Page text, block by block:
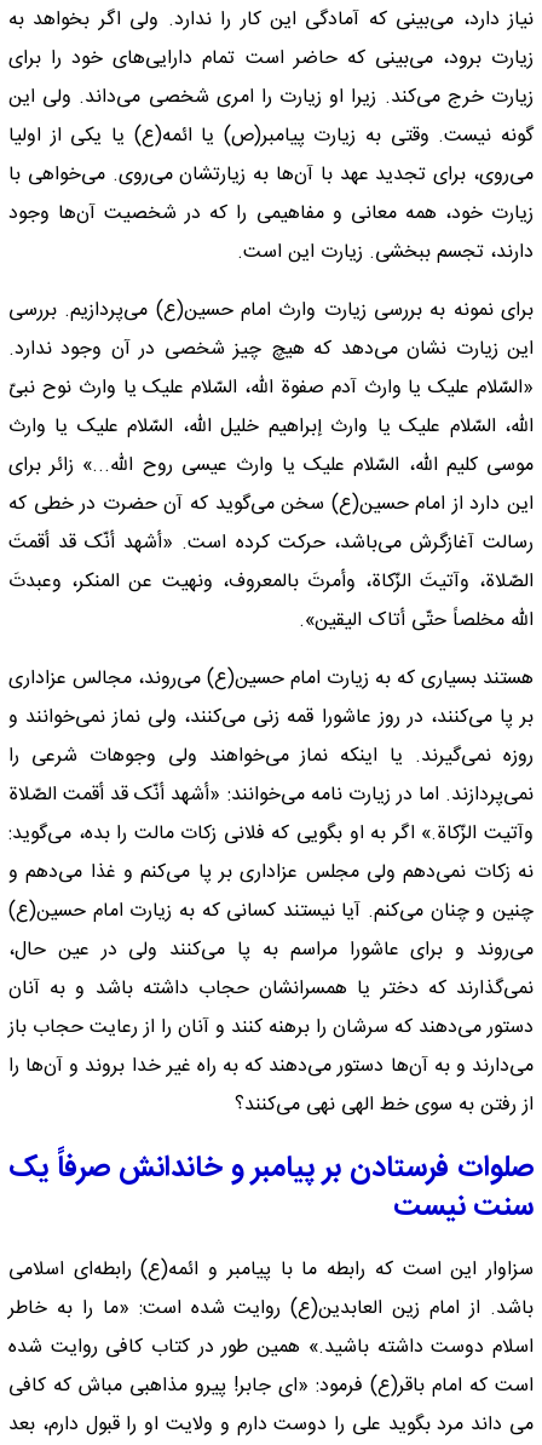
نیاز دارد، می‌بینی که آمادگی این کار را ندارد. ولی اگر بخواهد به
زیارت برود، می‌بینی که حاضر است تمام دارایی‌های خود را برای
زیارت خرج می‌کند. زیرا او زیارت را امری شخصی می‌داند. ولی این
گونه نیست. وقتی به زیارت پیامبر(ص) یا ائمه(ع) یا یکی از اولیا
می‌روی، برای تجدید عهد با آن‌ها به زیارتشان می‌روی. می‌خواهی با
زیارت خود، همه معانی و مفاهیمی را که در شخصیت آن‌ها وجود
دارند، تجسم ببخشی. زیارت این است.
برای نمونه به بررسی زیارت وارث امام حسین(ع) می‌پردازیم. بررسی
این زیارت نشان می‌دهد که هیچ چیز شخصی در آن وجود ندارد.
«السّلام علیک یا وارث آدم صفوة الله، السّلام علیک یا وارث نوح نبیّ
الله، السّلام علیک یا وارث إبراهیم خلیل الله، السّلام علیک یا وارث
موسى کلیم الله، السّلام علیک یا وارث عیسى روح الله...» زائر برای
این دارد از امام حسین(ع) سخن می‌گوید که آن حضرت در خطی که
رسالت آغازگرش می‌باشد، حرکت کرده است. «أشهد أنّک قد أقمتَ
الصّلاة، وآتیتَ الزّکاة، وأمرتَ بالمعروف، ونهیت عن المنکر، وعبدتَ
الله مخلصاً حتّى أتاک الیقین».
هستند بسیاری که به زیارت امام حسین(ع) می‌روند، مجالس عزاداری
بر پا می‌کنند، در روز عاشورا قمه زنی می‌کنند، ولی نماز نمی‌خوانند و
روزه نمی‌گیرند. یا اینکه نماز می‌خواهند ولی وجوهات شرعی را
نمی‌پردازند. اما در زیارت نامه می‌خوانند: «أشهد أنّک قد أقمت الصّلاة
وآتیت الزّکاة.» اگر به او بگویی که فلانی زکات مالت را بده، می‌گوید:
نه زکات نمی‌دهم ولی مجلس عزاداری بر پا می‌کنم و غذا می‌دهم و
چنین و چنان می‌کنم. آیا نیستند کسانی که به زیارت امام حسین(ع)
می‌روند و برای عاشورا مراسم به پا می‌کنند ولی در عین حال،
نمی‌گذارند که دختر یا همسرانشان حجاب داشته باشد و به آنان
دستور می‌دهند که سرشان را برهنه کنند و آنان را از رعایت حجاب باز
می‌دارند و به آن‌ها دستور می‌دهند که به راه غیر خدا بروند و آن‌ها را
از رفتن به سوی خط الهی نهی می‌کنند؟
صلوات فرستادن بر پیامبر و خاندانش صرفاً یک
سنت نیست
سزاوار این است که رابطه ما با پیامبر و ائمه(ع) رابطه‌ای اسلامی
باشد. از امام زین العابدین(ع) روایت شده است: «ما را به خاطر
اسلام دوست داشته باشید.» همین طور در کتاب کافی روایت شده
است که امام باقر(ع) فرمود: «اى جابر! پیرو مذاهبی مباش که کافی
می داند مرد بگوید على را دوست دارم و ولایت او را قبول دارم، بعد